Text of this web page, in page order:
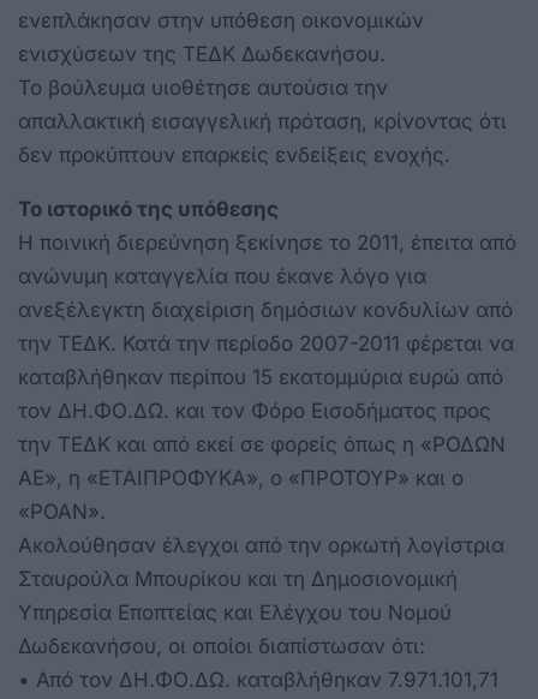
ενεπλάκησαν στην υπόθεση οικονομικών
ενισχύσεων της ΤΕΔΚ Δωδεκανήσου.
Το βούλευμα υιοθέτησε αυτούσια την
απαλλακτική εισαγγελική πρόταση, κρίνοντας ότι
δεν προκύπτουν επαρκείς ενδείξεις ενοχής.
Το ιστορικό της υπόθεσης
Η ποινική διερεύνηση ξεκίνησε το 2011, έπειτα από
ανώνυμη καταγγελία που έκανε λόγο για
ανεξέλεγκτη διαχείριση δημόσιων κονδυλίων από
την ΤΕΔΚ. Κατά την περίοδο 2007-2011 φέρεται να
καταβλήθηκαν περίπου 15 εκατομμύρια ευρώ από
τον ΔΗ.ΦΟ.ΔΩ. και τον Φόρο Εισοδήματος προς
την ΤΕΔΚ και από εκεί σε φορείς όπως η «ΡΟΔΩΝ
ΑΕ», η «ΕΤΑΙΠΡΟΦΥΚΑ», ο «ΠΡΟΤΟΥΡ» και ο
«ΡΟΑΝ».
Ακολούθησαν έλεγχοι από την ορκωτή λογίστρια
Σταυρούλα Μπουρίκου και τη Δημοσιονομική
Υπηρεσία Εποπτείας και Ελέγχου του Νομού
Δωδεκανήσου, οι οποίοι διαπίστωσαν ότι:
• Από τον ΔΗ.ΦΟ.ΔΩ. καταβλήθηκαν 7.971.101,71